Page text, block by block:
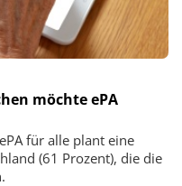
möchte ePA
für alle plant eine
(61 Prozent), die die